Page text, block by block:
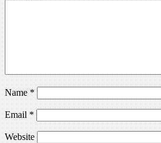
Name*
Email*
Website